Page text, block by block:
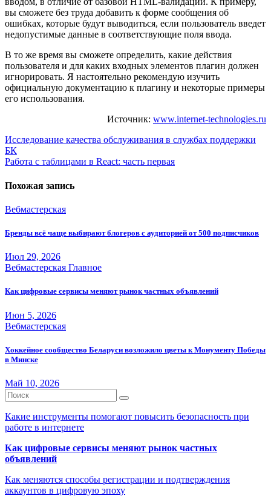
вы сможете без труда добавить к форме сообщения об
ошибках, которые будут выводиться, если пользователь введет
недопустимые данные в соответствующие поля ввода.
В то же время вы сможете определить, какие действия
пользователя и для каких входных элементов плагин должен
игнорировать. Я настоятельно рекомендую изучить
официальную документацию к плагину и некоторые примеры
его использования.
Источник: www.internet-technologies.ru
Навигация
по
Исследование качества обслуживания в службах поддержки
БК
Работа с таблицами в React: часть первая
Похожая запись
Вебмастерская
Бренды всё чаще выбирают блогеров с аудиторией от 500 подписчиков
Июл 29, 2026
Вебмастерская Главное
Как цифровые сервисы меняют рынок частных объявлений
Июн 5, 2026
Вебмастерская
Хоккейное сообщество Беларуси возложило цветы к Монументу Победы
в Минске
Май 10, 2026
Какие инструменты помогают повысить безопасность при
работе в интернете
Как цифровые сервисы меняют рынок частных
объявлений
Как меняются способы регистрации и подтверждения
аккаунтов в цифровую эпоху